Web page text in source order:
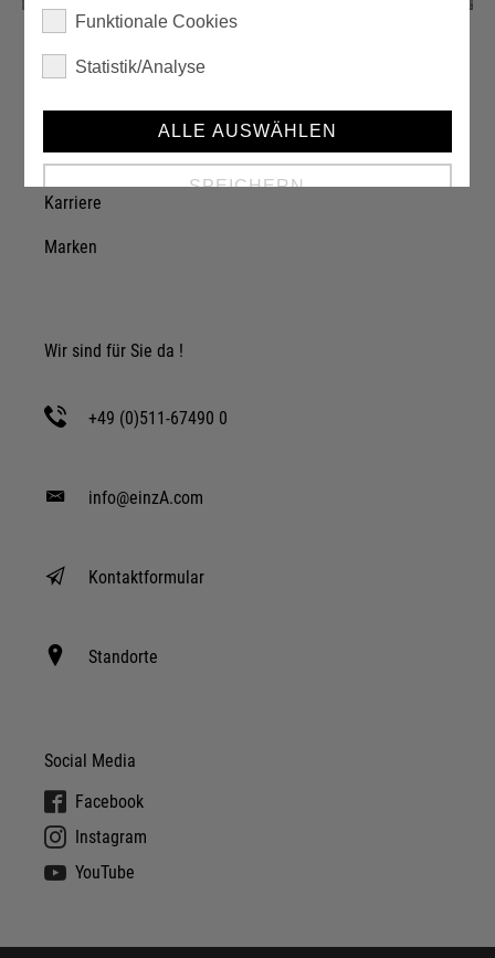
Über einzA
Unternehmen
Karriere
Marken
Wir sind für Sie da !
+49 (0)511-67490 0
info@einzA.com
Kontaktformular
Standorte
Social Media
Facebook
Instagram
YouTube
Funktionale Cookies
Statistik/Analyse
ALLE AUSWÄHLEN
SPEICHERN